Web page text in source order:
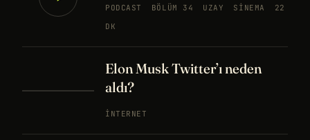
PODCAST BÖLÜM 34 UZAY SINEMA
22
DK
Elon Musk Twitter’ı neden
aldı?
İNTERNET